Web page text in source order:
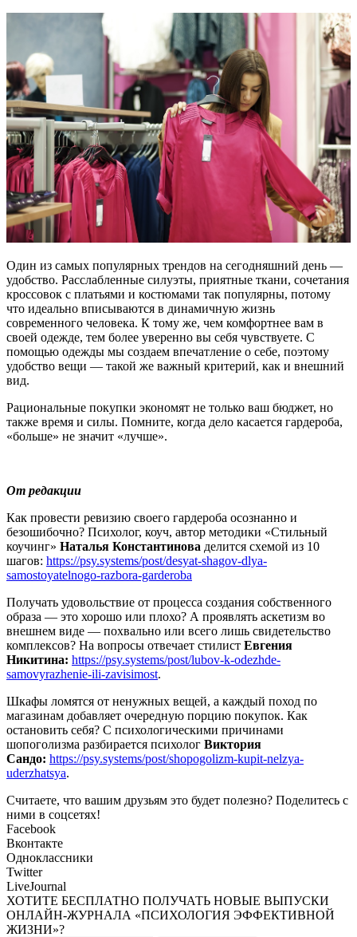
Один из самых популярных трендов на сегодняшний день —
удобство. Расслабленные силуэты, приятные ткани, сочетания
кроссовок с платьями и костюмами так популярны, потому
что идеально вписываются в динамичную жизнь
современного человека. К тому же, чем комфортнее вам в
своей одежде, тем более уверенно вы себя чувствуете. С
помощью одежды мы создаем впечатление о себе, поэтому
удобство вещи — такой же важный критерий, как и внешний
вид.
Рациональные покупки экономят не только ваш бюджет, но
также время и силы. Помните, когда дело касается гардероба,
«больше» не значит «лучше».
От редакции
Как провести ревизию своего гардероба осознанно и
безошибочно? Психолог, коуч, автор методики «Стильный
коучинг» Наталья Константинова делится схемой из 10
шагов: https://psy.systems/post/desyat-shagov-dlya-
samostoyatelnogo-razbora-garderoba
Получать удовольствие от процесса создания собственного
образа — это хорошо или плохо? А проявлять аскетизм во
внешнем виде — похвально или всего лишь свидетельство
комплексов? На вопросы отвечает стилист Евгения
Никитина: https://psy.systems/post/lubov-k-odezhde-
samovyrazhenie-ili-zavisimost.
Шкафы ломятся от ненужных вещей, а каждый поход по
магазинам добавляет очередную порцию покупок. Как
остановить себя? С психологическими причинами
шопоголизма разбирается психолог Виктория
Сандо: https://psy.systems/post/shopogolizm-kupit-nelzya-
uderzhatsya.
Считаете, что вашим друзьям это будет полезно? Поделитесь с
ними в соцсетях!
Facebook
Вконтакте
Одноклассники
Twitter
LiveJournal
ХОТИТЕ БЕСПЛАТНО ПОЛУЧАТЬ НОВЫЕ ВЫПУСКИ
ОНЛАЙН-ЖУРНАЛА «ПСИХОЛОГИЯ ЭФФЕКТИВНОЙ
ЖИЗНИ»?